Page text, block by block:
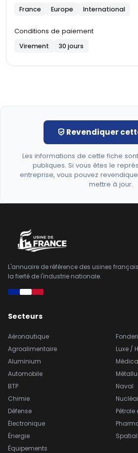
France Europe International
Conditions de paiement
Virement 30 jours
Revendiquer
Les informations de cette fiche
publiques. Si vous êtes le
entreprise, vous pouvez
mettre à jour.
L'annuaire de référence des usines
la fierté de l'industrie nationale.
Secteurs
Aéronautique
Agroalimentaire
Aluminium
Automobile
BTP
Chimie
Défense
Électronique
Énergie
Équipements
Luxe /
Naval
Pétrole
Spatial